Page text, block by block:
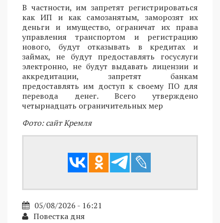
В частности, им запретят регистрироваться
как ИП и как самозанятым, заморозят их
деньги и имущество, ограничат их права
управления транспортом и регистрацию
нового, будут отказывать в кредитах и
займах, не будут предоставлять госуслуги
электронно, не будут выдавать лицензии и
аккредитации, запретят банкам
предоставлять им доступ к своему ПО для
перевода денег. Всего утверждено
четырнадцать ограничительных мер
Фото: сайт Кремля
05/08/2026 - 16:21
Повестка дня